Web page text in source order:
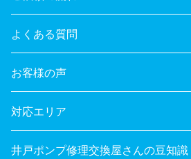
よくある質問
お客様の声
対応エリア
井戸ポンプ修理交換屋さんの豆知識